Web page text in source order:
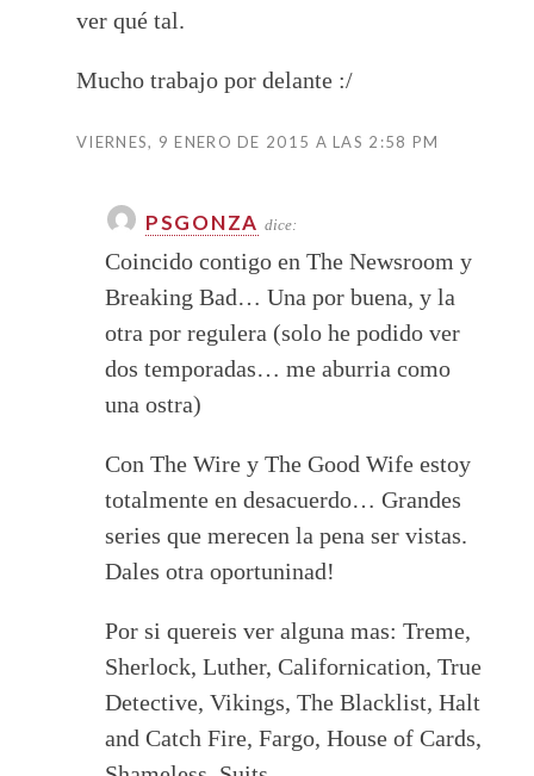
ver qué tal.
Mucho trabajo por delante :/
VIERNES, 9 ENERO DE 2015 A LAS 2:58 PM
PSGONZA dice:
Coincido contigo en The Newsroom y
Breaking Bad… Una por buena, y la
otra por regulera (solo he podido ver
dos temporadas… me aburria como
una ostra)
Con The Wire y The Good Wife estoy
totalmente en desacuerdo… Grandes
series que merecen la pena ser vistas.
Dales otra oportuninad!
Por si quereis ver alguna mas: Treme,
Sherlock, Luther, Californication, True
Detective, Vikings, The Blacklist, Halt
and Catch Fire, Fargo, House of Cards,